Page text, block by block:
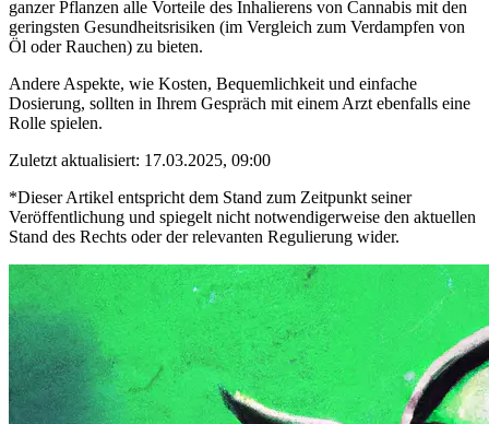
ganzer Pflanzen alle Vorteile des Inhalierens von Cannabis mit den
geringsten Gesundheitsrisiken (im Vergleich zum Verdampfen von
Öl oder Rauchen) zu bieten.
Andere Aspekte, wie Kosten, Bequemlichkeit und einfache
Dosierung, sollten in Ihrem Gespräch mit einem Arzt ebenfalls eine
Rolle spielen.
Zuletzt aktualisiert: 17.03.2025, 09:00
*Dieser Artikel entspricht dem Stand zum Zeitpunkt seiner
Veröffentlichung und spiegelt nicht notwendigerweise den aktuellen
Stand des Rechts oder der relevanten Regulierung wider.